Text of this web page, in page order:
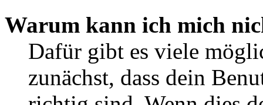
Warum kann ich mich
Dafür gibt es viele
zunächst, dass dein